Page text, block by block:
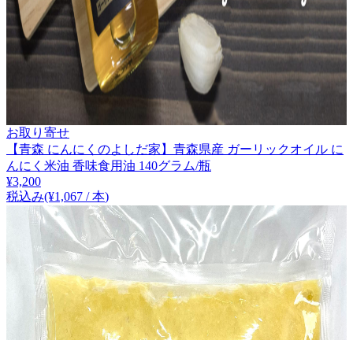
お取り寄せ
【青森 にんにくのよしだ家】青森県産 ガーリックオイル に
んにく米油 香味食用油 140グラム/瓶
¥3,200
税込み(¥1,067 / 本)